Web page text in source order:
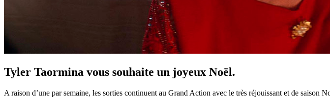
Tyler Taormina vous souhaite un joyeux Noël.
A raison d’une par semaine, les sorties continuent au Grand Action avec le très réjouissant et de